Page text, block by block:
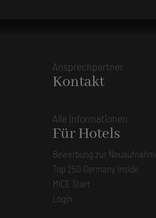
Ansprechpartner
Kontakt
Alle Informationen
Für Hotels
Bewerbung zur
Top 250 Germany Inside
MICE Start
Login